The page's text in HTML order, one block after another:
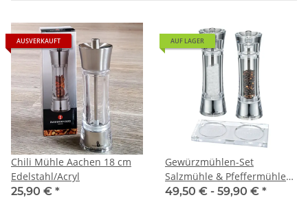
AUSVERKAUFT
Chili Mühle Aachen 18 cm
Edelstahl/Acryl
25,90 € *
AUF LAGER
Gewürzmühlen-Set
Salzmühle & Pfeffermühle
Zassenhaus Aachen Acryl &
49,50 € - 59,90 € *